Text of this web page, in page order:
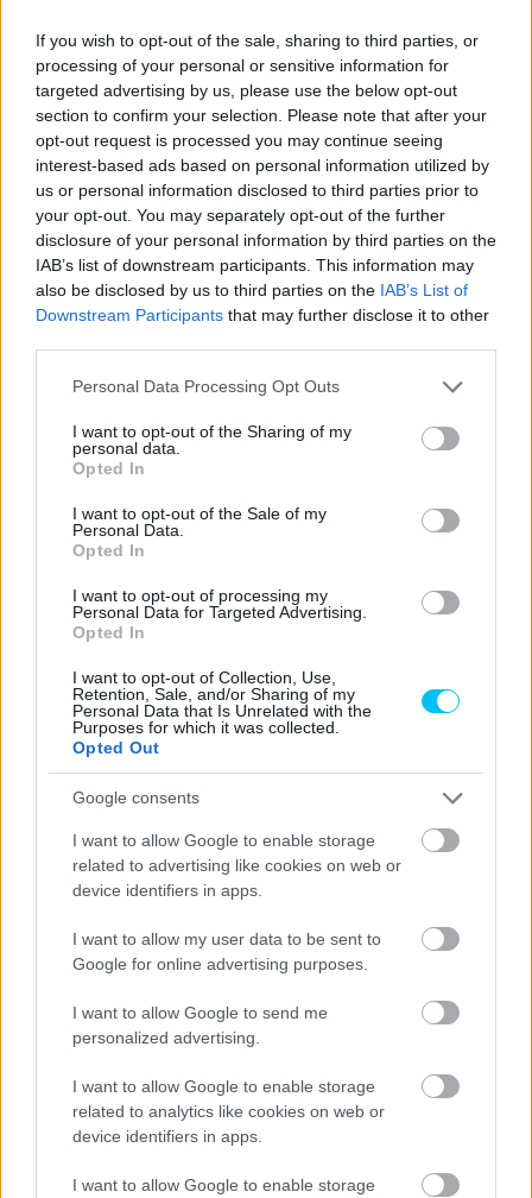
If you wish to opt-out of the sale, sharing to third parties, or
processing of your personal or sensitive information for
targeted advertising by us, please use the below opt-out
section to confirm your selection. Please note that after your
opt-out request is processed you may continue seeing
interest-based ads based on personal information utilized by
us or personal information disclosed to third parties prior to
your opt-out. You may separately opt-out of the further
disclosure of your personal information by third parties on the
IAB’s list of downstream participants. This information may
also be disclosed by us to third parties on the IAB’s List of
Downstream Participants that may further disclose it to other
Please note that this website/app uses one or more Google
not limited to your visit or usage behaviour. You may click to
grant or deny consent to Google and its third-party tags to
use your data for below specified purposes in below Google
consent section.
Personal Data Processing Opt Outs
I want to opt-out of the Sharing of my
personal data.
Opted In
I want to opt-out of the Sale of my
Personal Data.
Opted In
I want to opt-out of processing my
Personal Data for Targeted Advertising.
Opted In
I want to opt-out of Collection, Use,
Retention, Sale, and/or Sharing of my
Personal Data that Is Unrelated with the
Purposes for which it was collected.
Opted Out
Google consents
I want to allow Google to enable storage
related to advertising like cookies on web or
device identifiers in apps.
I want to allow my user data to be sent to
Google for online advertising purposes.
I want to allow Google to send me
personalized advertising.
I want to allow Google to enable storage
related to analytics like cookies on web or
device identifiers in apps.
I want to allow Google to enable storage
futamgyőzelmét. Mögötte Muñoz és Rueda érkezett, de
Holgadótól nem lehetett elvenni az elsőséget.
🏁#MOTO3RACE 🏁
@DANIHOLGADO96PICKS UP HIS
FIRST VICTORY! 🥇#PORTUGUESEGP
🇵🇹
PIC.TWITTER.COM/ISYU5MM3MN
— MOTOGP™🏁 (@MOTOGP)MARCH
26, 2023
A leintés után Kelso ráfutott Holgadóra, és hatalmas
highside-ot mutatott be. Az ausztrál versenyzőt az orvosi
központba szállították, de szerencsére eszméleténél van.
SEE AFTER THE FLAG
HOPEFULLY BOTH@JOELKELSO66
AND@DANIHOLGADO96ARE ALL OK
#PORTUGUESEGP
PIC.TWITTER.COM/JZCVZPF4JE
— MOTOGP™🏁 (@MOTOGP)
MARCH
26, 2023
A Moto3-as futam végeredménye:
ONE DOWN, 20 TO GO! 😎
@DANIHOLGADO96
THE PERFECT WAY!
#PORTUGUESEGP🇵🇹
PIC.TWITTER.COM/VCVUPFMBTH